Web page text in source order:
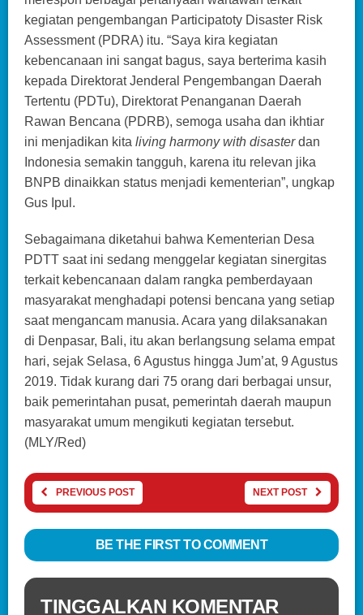
kegiatan pengembangan Participatoty Disaster Risk
Assessment (PDRA) itu. “Saya kira kegiatan
kebencanaan ini sangat bagus, saya berterima kasih
kepada Direktorat Jenderal Pengembangan Daerah
Tertentu (PDTu), Direktorat Penanganan Daerah
Rawan Bencana (PDRB), semoga usaha dan ikhtiar
ini menjadikan kita living harmony with disasterdan
Indonesia semakin tangguh, karena itu relevan jika
BNPB dinaikkan status menjadi kementerian”, ungkap
Gus Ipul.
Sebagaimana diketahui bahwa Kementerian Desa
PDTT saat ini sedang menggelar kegiatan sinergitas
terkait kebencanaan dalam rangka pemberdayaan
masyarakat menghadapi potensi bencana yang setiap
saat mengancam manusia. Acara yang dilaksanakan
di Denpasar, Bali, itu akan berlangsung selama empat
hari, sejak Selasa, 6 Agustus hingga Jum’at, 9 Agustus
2019. Tidak kurang dari 75 orang dari berbagai unsur,
baik pemerintahan pusat, pemerintah daerah maupun
masyarakat umum mengikuti kegiatan tersebut.
(MLY/Red)
PREVIOUS POST NEXT POST
BE THE FIRST TO COMMENT
TINGGALKAN KOMENTAR